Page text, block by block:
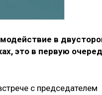
в
это в первую
с председателем